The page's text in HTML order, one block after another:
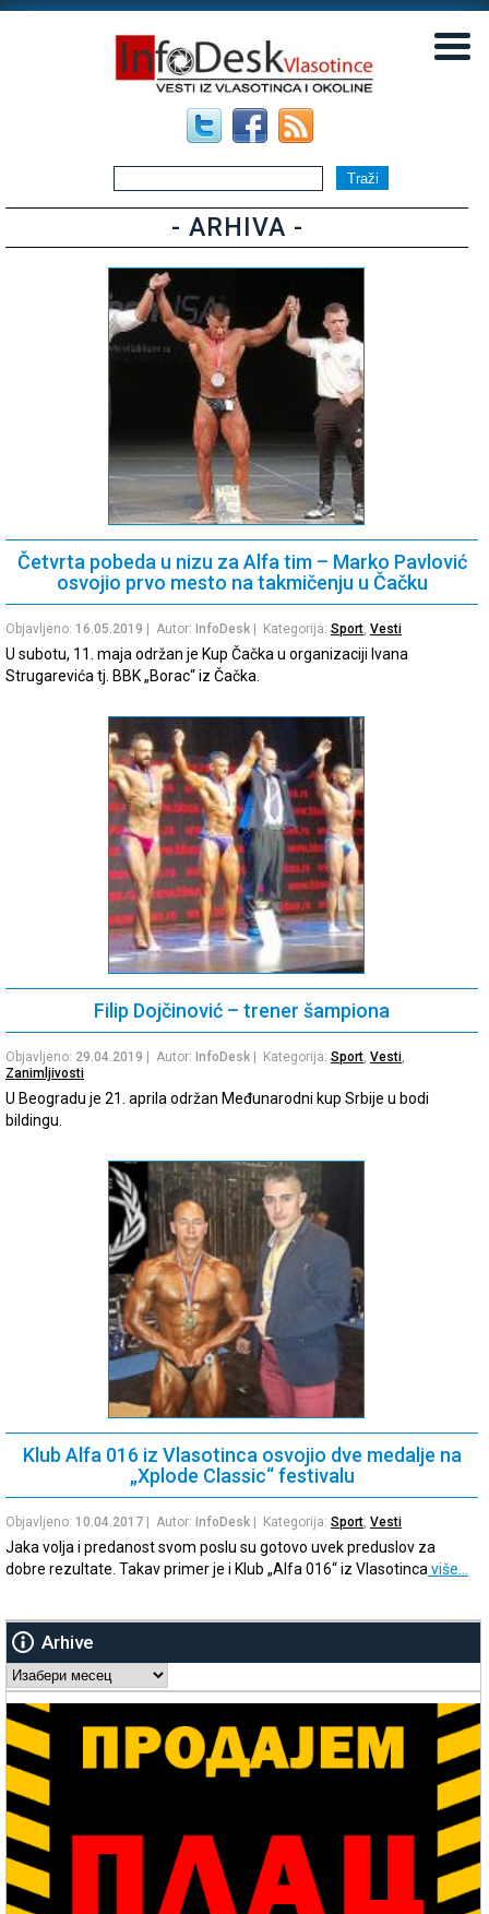
- ARHIVA -
Četvrta pobeda u nizu za Alfa tim – Marko Pavlović
osvojio prvo mesto na takmičenju u Čačku
Objavljeno: 16.05.2019 | Autor: InfoDesk | Kategorija: Sport, Vesti
U subotu, 11. maja održan je Kup Čačka u organizaciji Ivana
Strugarevića tj. BBK „Borac“ iz Čačka.
Filip Dojčinović – trener šampiona
Objavljeno: 29.04.2019 | Autor: InfoDesk | Kategorija: Sport, Vesti,
Zanimljivosti
U Beogradu je 21. aprila održan Međunarodni kup Srbije u bodi
bildingu.
Klub Alfa 016 iz Vlasotinca osvojio dve medalje na
„Xplode Classic“ festivalu
Objavljeno: 10.04.2017 | Autor: InfoDesk | Kategorija: Sport, Vesti
Jaka volja i predanost svom poslu su gotovo uvek preduslov za
dobre rezultate. Takav primer je i Klub „Alfa 016“ iz Vlasotinca više…
Arhive
Arhive